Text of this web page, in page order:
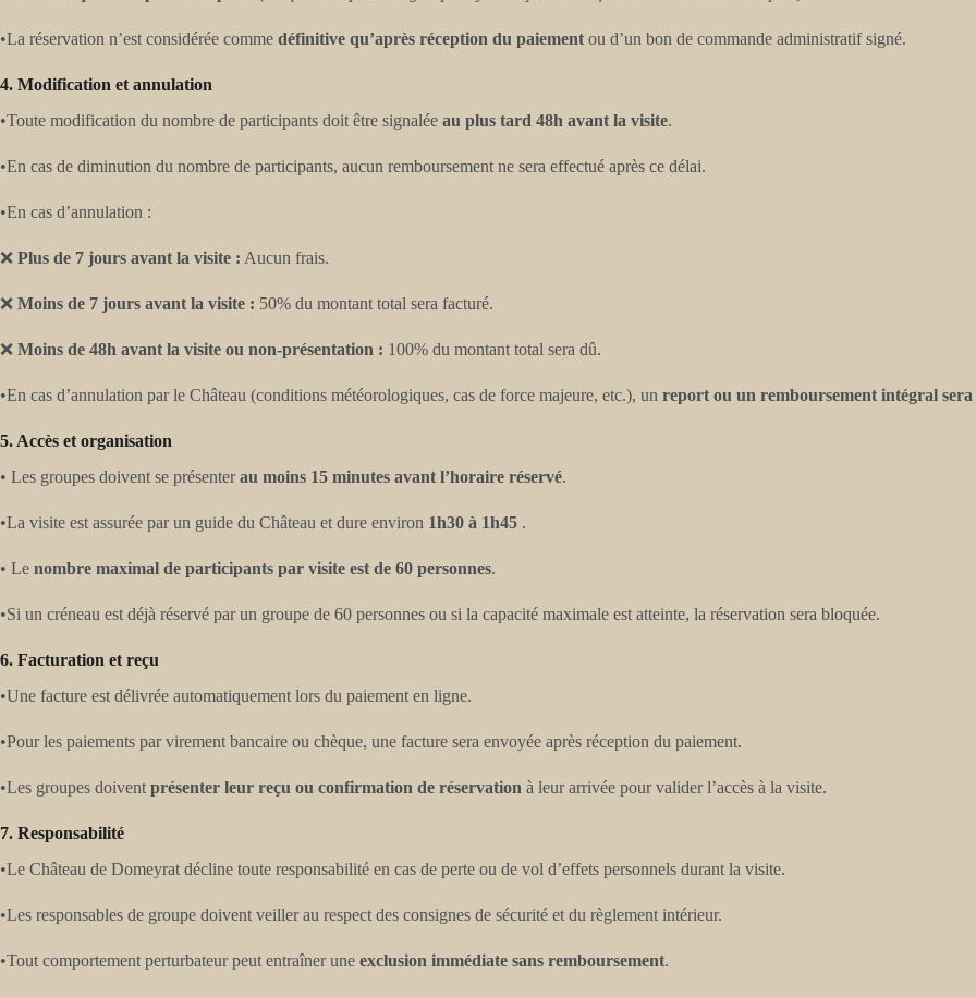
•La réservation n’est considérée comme définitive qu’après réception du paiement ou d’un bon de commande administratif signé.
4. Modification et annulation
•Toute modification du nombre de participants doit être signalée au plus tard 48h avant la visite.
•En cas de diminution du nombre de participants, aucun remboursement ne sera effectué après ce délai.
•En cas d’annulation :
❌ Plus de 7 jours avant la visite : Aucun frais.
❌ Moins de 7 jours avant la visite : 50% du montant total sera facturé.
❌ Moins de 48h avant la visite ou non-présentation : 100% du montant total sera dû.
•En cas d’annulation par le Château (conditions météorologiques, cas de force majeure, etc.), un report ou un remboursement intégral sera
5. Accès et organisation
• Les groupes doivent se présenterau moins 15 minutes avant l’horaire réservé.
•La visite est assurée par un guide du Château et dure environ 1h30 à 1h45 .
• Le nombre maximal de participants par visite est de 60 personnes.
•Si un créneau est déjà réservé par un groupe de 60 personnes ou si la capacité maximale est atteinte, la réservation sera bloquée.
6. Facturation et reçu
•Une facture est délivrée automatiquement lors du paiement en ligne.
•Pour les paiements par virement bancaire ou chèque, une facture sera envoyée après réception du paiement.
•Les groupes doivent présenter leur reçu ou confirmation de réservation à leur arrivée pour valider l’accès à la visite.
7. Responsabilité
•Le Château de Domeyrat décline toute responsabilité en cas de perte ou de vol d’effets personnels durant la visite.
•Les responsables de groupe doivent veiller au respect des consignes de sécurité et du règlement intérieur.
•Tout comportement perturbateur peut entraîner une exclusion immédiate sans remboursement.